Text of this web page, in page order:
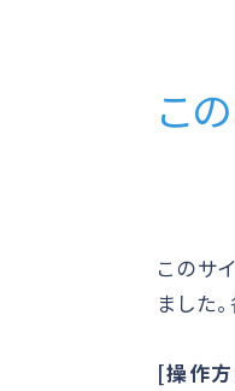
こ
このサ
ました
[操作